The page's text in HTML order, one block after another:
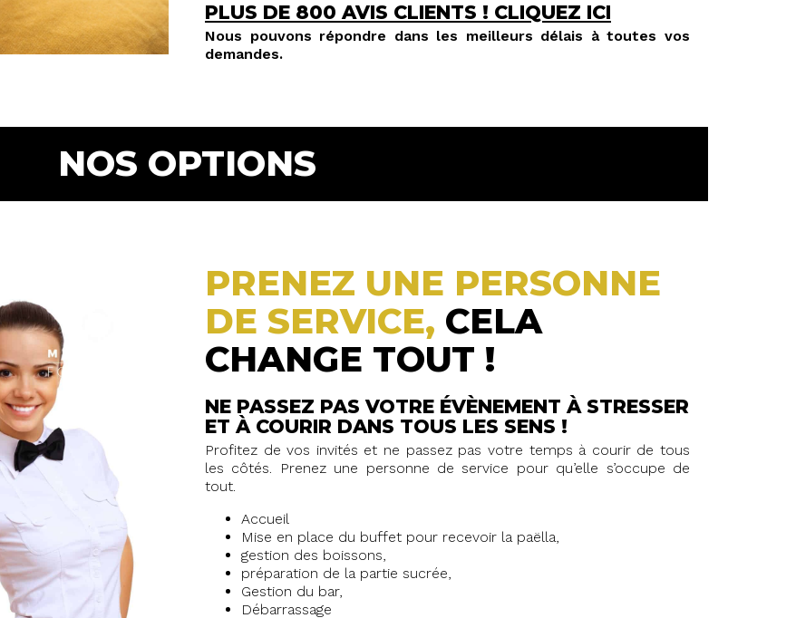
PLUS DE 800 AVIS CLIENTS ! CLIQUEZ ICI
Nous pouvons répondre dans les meilleurs délais à toutes vos
demandes.
NOS OPTIONS
PRENEZ UNE PERSONNE
DE SERVICE, CELA
CHANGE TOUT !
NE PASSEZ PAS VOTRE ÉVÈNEMENT À STRESSER
ET À COURIR DANS TOUS LES SENS !
Profitez de vos invités et ne passez pas votre temps à courir de tous
les côtés. Prenez une personne de service pour qu’elle s’occupe de
tout.
Accueil
Mise en place du buffet pour recevoir la paëlla,
gestion des boissons,
préparation de la partie sucrée,
Gestion du bar,
Débarrassage